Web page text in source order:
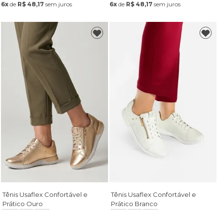
6xde R$ 48,17sem juros 6x de R$ 48,17 sem juros
Tênis Usaflex Confortável e
Prático Ouro
Tênis Usaflex Confortável e
Prático Branco